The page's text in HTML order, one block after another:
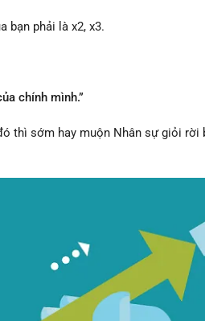
phải là x2, x3.
chính mình.”
thì sớm hay muộn Nhân sự giỏi rời